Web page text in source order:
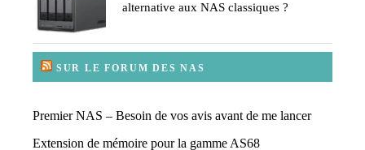
alternative aux NAS classiques ?
SUR LE FORUM DES NAS
Premier NAS – Besoin de vos avis avant de me lancer
Extension de mémoire pour la gamme AS68